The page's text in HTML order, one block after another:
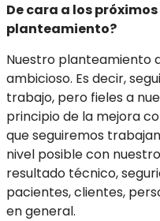
De cara a los
planteamiento?
Nuestro planteamiento
ambicioso. Es decir,
trabajo, pero fieles a
principio de la mejora
que seguiremos
nivel posible con
resultado técnico,
pacientes, clientes,
en general.